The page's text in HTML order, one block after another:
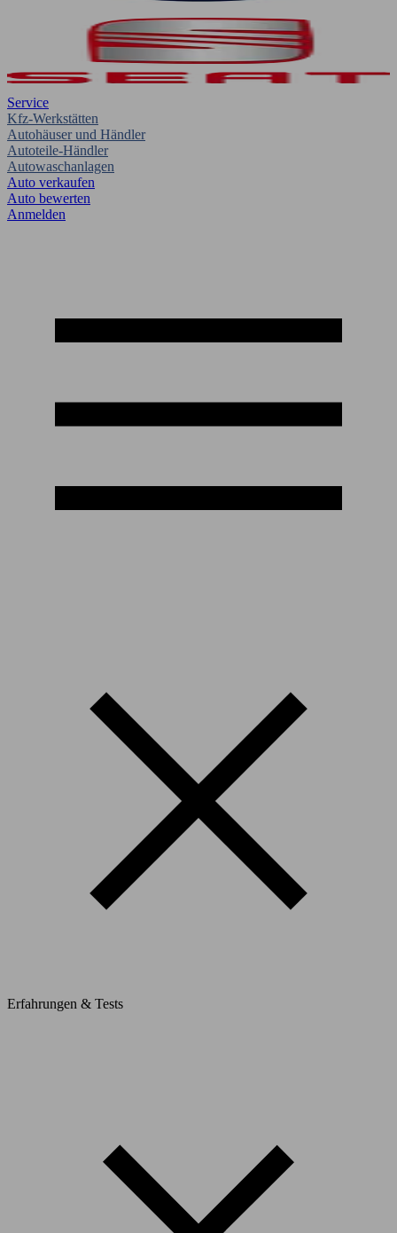
Service
Kfz-Werkstätten
Autohäuser und Händler
Autoteile-Händler
Autowaschanlagen
Auto verkaufen
Auto bewerten
Anmelden
Erfahrungen & Tests